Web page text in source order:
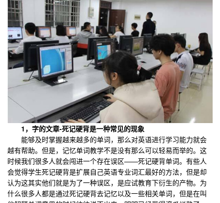
1，字的文章-死记硬背是一种常见的现象
能够及时掌握越来越多的单词，那么对英语进行学习能力就会
越有帮助。但是，记忆单词教学不是没有那么可以轻易而举的。这
时候我们很多人就会闯进一个存在误区——死记硬背单词。有些人
会觉得学生死记硬背是扩展自己英语专业词汇最好的方法，但是却
认为这其实他们就是为了一种误区，是应试教育下衍生的产物。为
什么很多人都是通过死记硬背去记忆以及一些相关单词，但是在叫